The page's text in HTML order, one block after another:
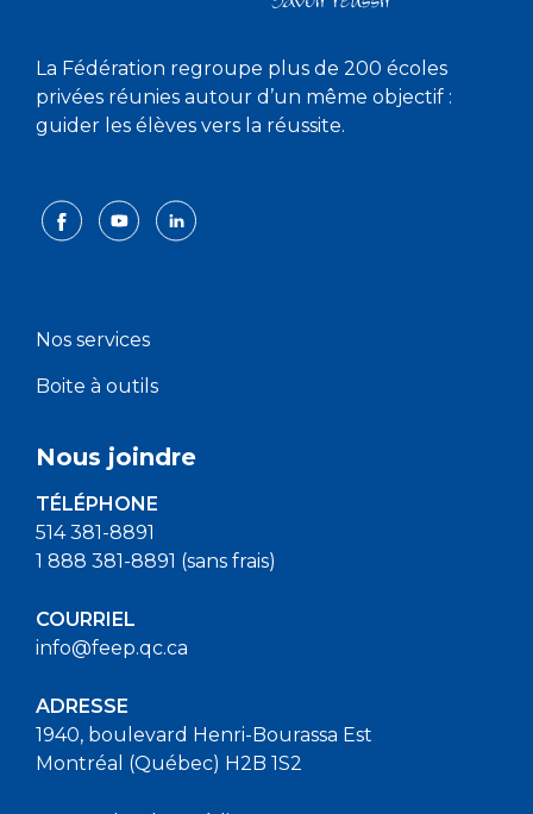
La Fédération regroupe plus de 200 écoles
privées réunies autour d’un même objectif :
guider les élèves vers la réussite.
Nos services
Boite à outils
Nous joindre
TÉLÉPHONE
514 381-8891
1 888 381-8891 (sans frais)
COURRIEL
info@feep.qc.ca
ADRESSE
1940, boulevard Henri-Bourassa Est
Montréal (Québec) H2B 1S2